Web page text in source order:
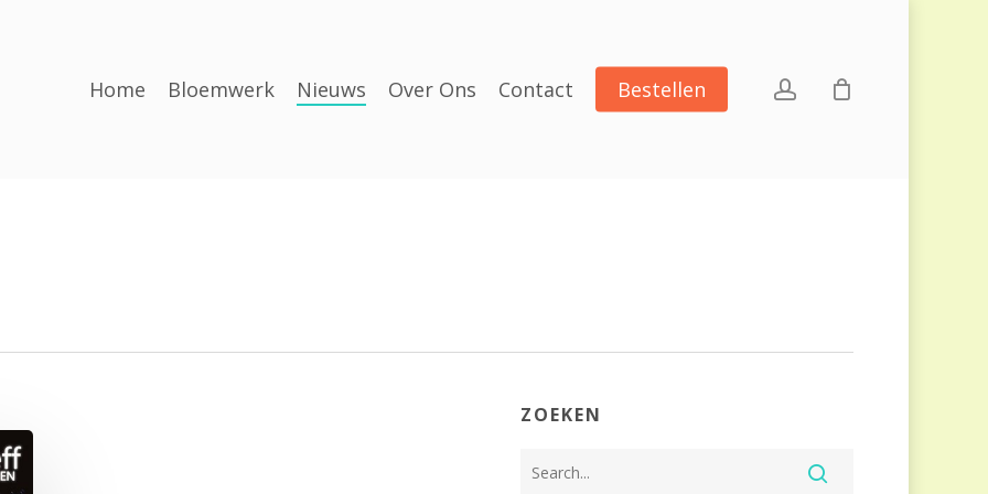
Home Bloemwerk Nieuws Over Ons Contact Bestellen account
ZOEKEN